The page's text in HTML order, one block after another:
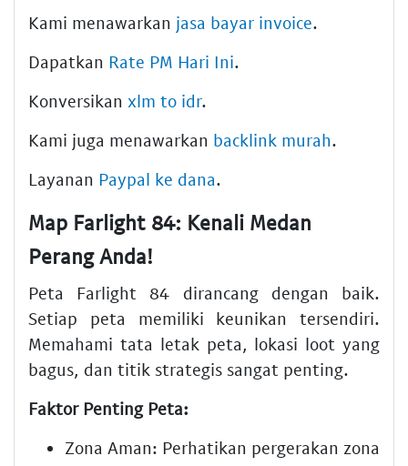
Kami menawarkan jasa bayar invoice.
Dapatkan Rate PM Hari Ini.
Konversikan xlm to idr.
Kami juga menawarkan backlink murah.
Layanan Paypal ke dana.
Map Farlight 84: Kenali Medan
Perang Anda!
Peta Farlight 84 dirancang dengan baik.
Setiap peta memiliki keunikan tersendiri.
Memahami tata letak peta, lokasi loot yang
bagus, dan titik strategis sangat penting.
Faktor Penting Peta:
Zona Aman: Perhatikan pergerakan zona